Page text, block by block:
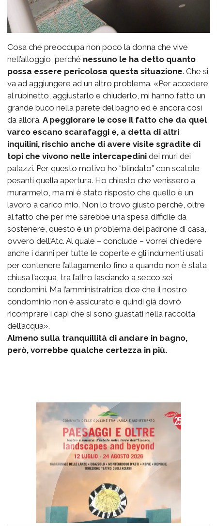
Cosa che preoccupa non poco la donna che vive
nell’alloggio, perché nessuno le ha detto quanto
possa essere pericolosa questa situazione. Che si
va ad aggiungere ad un altro problema. «Per accedere
al rubinetto, aggiustarlo e chiuderlo, mi hanno fatto un
grande buco nella parete del bagno ed è ancora così
da allora. A peggiorare le cose il fatto che da quel
varco escano scarafaggi e, a detta di altri
inquilini, rischio anche di avere visite sgradite di
topi che vivono nelle intercapedini dei muri dei
palazzi. Per questo motivo ho “blindato” con scatole
pesanti quella apertura. Ho chiesto che venissero a
murarmelo, ma mi è stato risposto che quello è un
lavoro a carico mio. Non lo trovo giusto perché, oltre
al fatto che per me sarebbe una spesa difficile da
sostenere, questo è un problema del padrone di casa,
ovvero dell’Atc. Al quale – conclude – vorrei chiedere
anche i danni per tutte le coperte e gli indumenti usati
per contenere l’allagamento fino a quando non è stata
chiusa l’acqua, tra l’altro lasciando a secco sei
condomini. Ma l’amministratrice dice che il nostro
condominio non è assicurato e quindi già dovrò
ricomprare i capi che si sono guastati nella raccolta
dell’acqua».
Almeno sulla tranquillità di andare in bagno,
però, vorrebbe qualche certezza in più.